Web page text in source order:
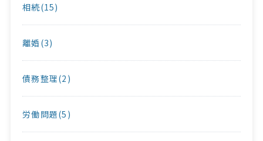
相続(15)
離婚(3)
債務整理(2)
労働問題(5)